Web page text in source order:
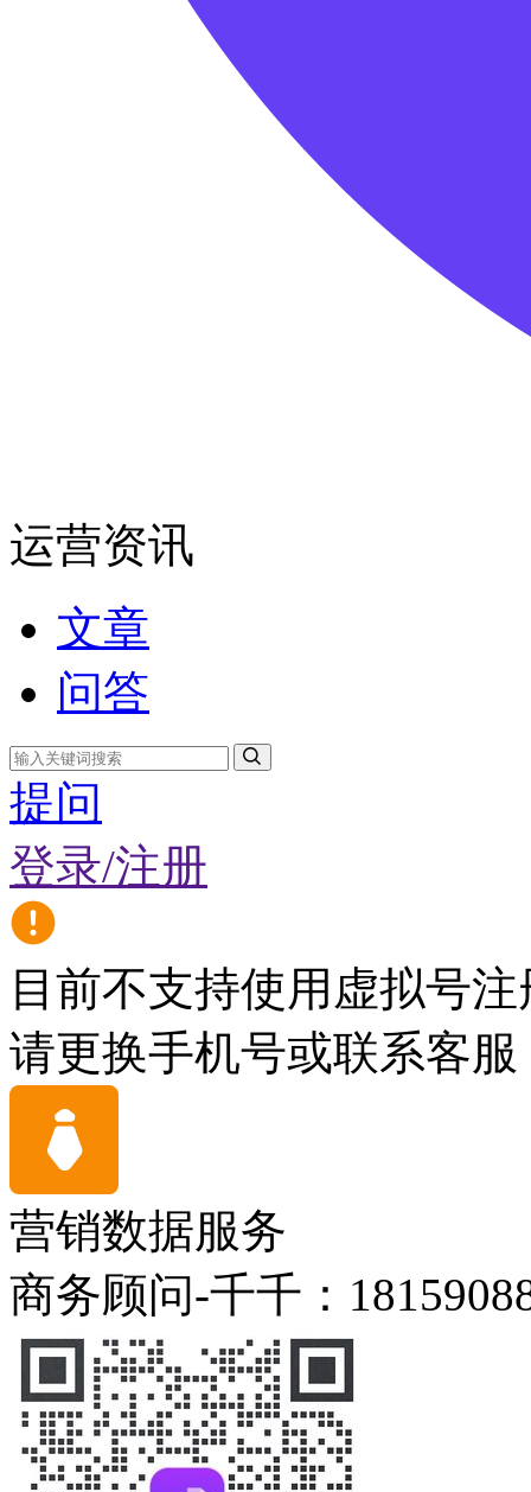
运营资讯
文章
问答
提问
登录/注册
目前不支持使用虚拟号注
请更换手机号或联系客服
营销数据服务
商务顾问-千千：